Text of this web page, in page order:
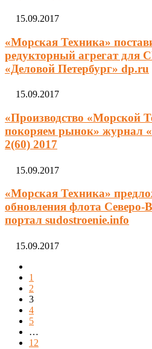
15.09.2017
«Морская Техника»
редукторный агрегат для
«Деловой Петербург» dp.ru
15.09.2017
«Производство «Морской
покоряем рынок» журнал
2(60) 2017
15.09.2017
«Морская Техника»
обновления флота Северо-
портал sudostroenie.info
15.09.2017
1
2
3
4
5
…
12